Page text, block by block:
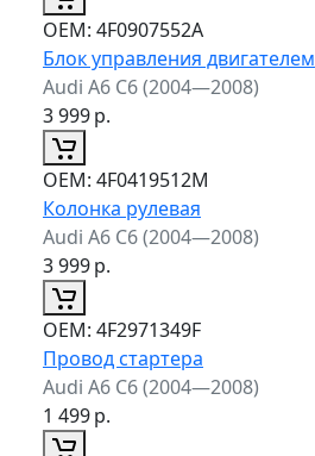
ОЕМ: 4F0907552A
Блок управления двигателем
Audi A6 C6 (2004—2008)
3 999р.
ОЕМ: 4F0419512M
Колонка рулевая
Audi A6 C6 (2004—2008)
3 999р.
ОЕМ: 4F2971349F
Провод стартера
Audi A6 C6 (2004—2008)
1 499р.